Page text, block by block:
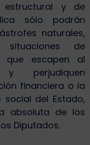
y de
sólo podrán
naturales,
de
que escapen al
perjudiquen
financiera o la
del Estado,
absoluta de los
Diputados.